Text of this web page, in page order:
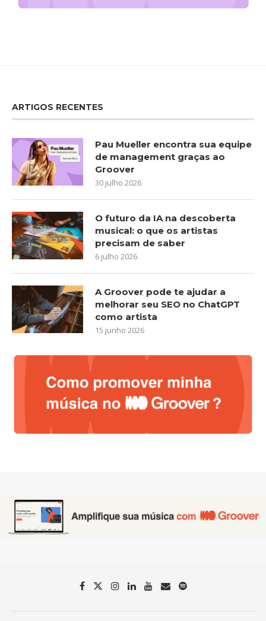
ARTIGOS RECENTES
Pau Mueller encontra sua equipe
de management graças ao
Groover
30 julho 2026
O futuro da IA na descoberta
musical: o que os artistas
precisam de saber
6 julho 2026
A Groover pode te ajudar a
melhorar seu SEO no ChatGPT
como artista
15 junho 2026